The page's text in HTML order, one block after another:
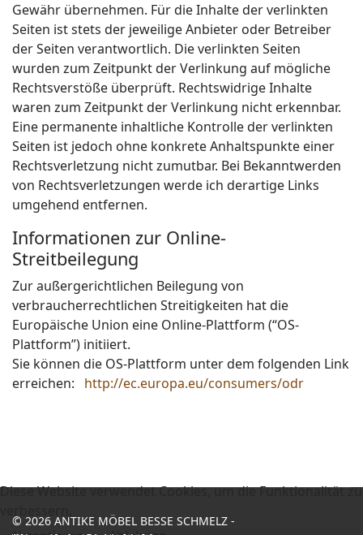
Gewähr übernehmen. Für die Inhalte der verlinkten
Seiten ist stets der jeweilige Anbieter oder Betreiber
der Seiten verantwortlich. Die verlinkten Seiten
wurden zum Zeitpunkt der Verlinkung auf mögliche
Rechtsverstöße überprüft. Rechtswidrige Inhalte
waren zum Zeitpunkt der Verlinkung nicht erkennbar.
Eine permanente inhaltliche Kontrolle der verlinkten
Seiten ist jedoch ohne konkrete Anhaltspunkte einer
Rechtsverletzung nicht zumutbar. Bei Bekanntwerden
von Rechtsverletzungen werde ich derartige Links
umgehend entfernen.
Informationen zur Online-
Streitbeilegung
Zur außergerichtlichen Beilegung von
verbraucherrechtlichen Streitigkeiten hat die
Europäische Union eine Online-Plattform (“OS-
Plattform”) initiiert.
Sie können die OS-Plattform unter dem folgenden Link
erreichen: http://ec.europa.eu/consumers/odr
© 2026 ANTIKE MÖBEL BESSE SCHMELZ -
Diese Website verwendet Cookies, um die Funktionalität zu